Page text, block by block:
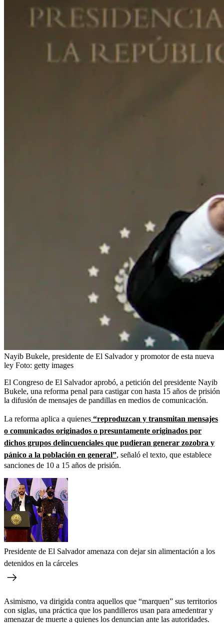
Nayib Bukele, presidente de El Salvador y promotor de esta nueva
ley Foto: getty images
El Congreso de El Salvador aprobó, a petición del presidente Nayib
Bukele, una reforma penal para castigar con hasta 15 años de prisión
la difusión de mensajes de pandillas en medios de comunicación.
La reforma aplica a quienes “reproduzcan y transmitan mensajes
o comunicados originados o presuntamente originados por
dichos grupos delincuenciales que pudieran generar zozobra y
pánico a la población en general”, señaló el texto, que establece
sanciones de 10 a 15 años de prisión.
Presidente de El Salvador amenaza con dejar sin alimentación a los
detenidos en la cárceles
Asimismo, va dirigida contra aquellos que “marquen” sus territorios
con siglas, una práctica que los pandilleros usan para amedentrar y
amenazar de muerte a quienes los denuncian ante las autoridades.